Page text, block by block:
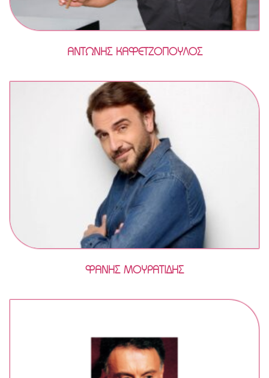
ΑΝΤΩΝΗΣ ΚΑΦΕΤΖΟΠΟΥΛΟΣ
ΦΑΝΗΣ ΜΟΥΡΑΤΙΔΗΣ